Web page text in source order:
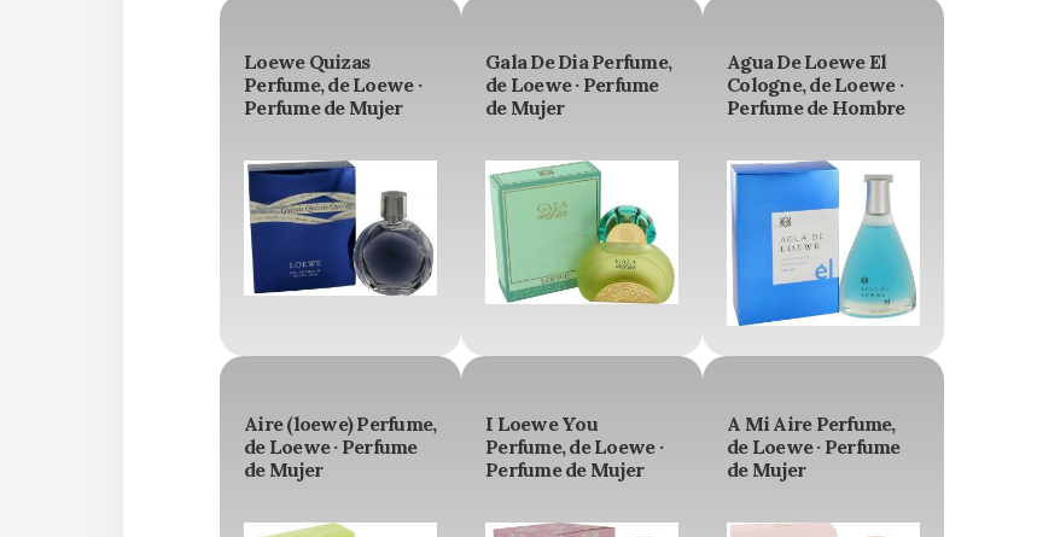
Loewe Quizas
Perfume, de Loewe ·
Perfume de Mujer
Gala De Dia Perfume,
de Loewe · Perfume
de Mujer
Agua De Loewe El
Cologne, de Loewe ·
Perfume de Hombre
Aire (loewe) Perfume,
de Loewe · Perfume
de Mujer
I Loewe You
Perfume, de Loewe ·
Perfume de Mujer
A Mi Aire Perfume,
de Loewe · Perfume
de Mujer